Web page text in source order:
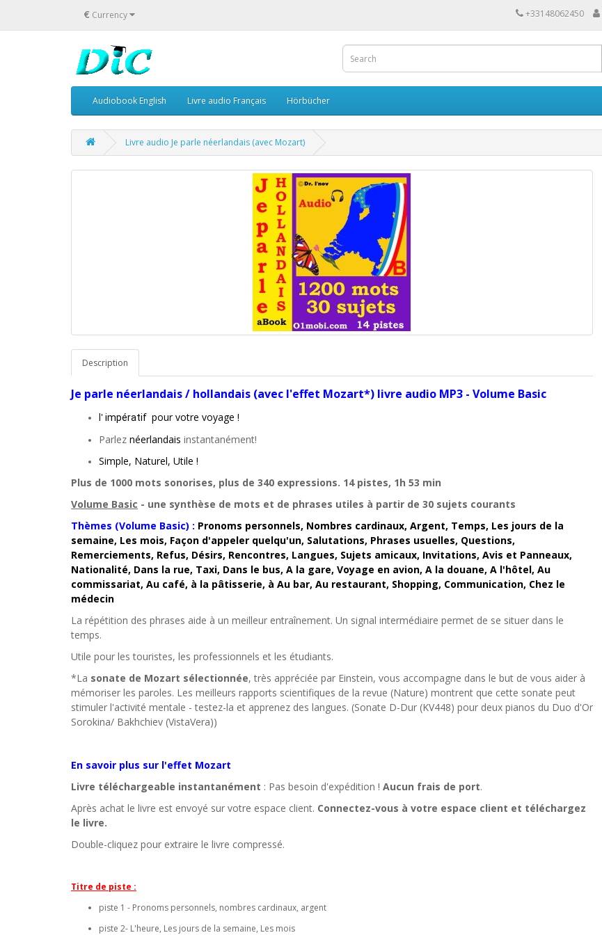
€ Currency +33148062450
Audiobook English Livre audio Français Hörbücher
Livre audio Je parle néerlandais (avec Mozart)
Description
Je parle néerlandais / hollandais (avec l'effet Mozart*) livre audio MP3 - Volume Basic
l' impératif pour votre voyage !
Parlez néerlandais instantanément!
Simple, Naturel, Utile !
Plus de 1000 mots sonorises, plus de 340 expressions. 14 pistes, 1h 53 min
Volume Basic - une synthèse de mots et de phrases utiles à partir de 30 sujets courants
Thèmes (Volume Basic) : Pronoms personnels, Nombres cardinaux, Argent, Temps, Les jours de la
semaine, Les mois, Façon d'appeler quelqu'un, Salutations, Phrases usuelles, Questions,
Remerciements, Refus, Désirs, Rencontres, Langues, Sujets amicaux, Invitations, Avis et Panneaux,
Nationalité, Dans la rue, Taxi, Dans le bus, A la gare, Voyage en avion, A la douane, A l'hôtel, Au
commissariat, Au café, à la pâtisserie, à Au bar, Au restaurant, Shopping, Communication, Chez le
médecin
La répétition des phrases aide à un meilleur entraînement. Un signal intermédiaire permet de se situer dans le
temps.
Utile pour les touristes, les professionnels et les étudiants.
*La sonate de Mozart sélectionnée, très appréciée par Einstein, vous accompagne dans le but de vous aider à
mémoriser les paroles. Les meilleurs rapports scientifiques de la revue (Nature) montrent que cette sonate peut
stimuler l'activité mentale - testez-la et apprenez des langues. (Sonate D-Dur (KV448) pour deux pianos du Duo d'Or
Sorokina/ Bakhchiev (VistaVera))
En savoir plus sur l'effet Mozart
Livre téléchargeable instantanément : Pas besoin d'expédition ! Aucun frais de port.
Après achat le livre est envoyé sur votre espace client. Connectez-vous à votre espace client et téléchargez
le livre.
Double-cliquez pour extraire le livre compressé.
Titre de piste :
piste 1 - Pronoms personnels, nombres cardinaux, argent
piste 2- L'heure, Les jours de la semaine, Les mois